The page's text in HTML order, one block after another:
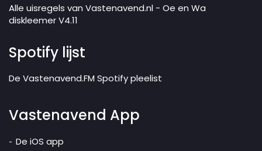
Alle uisregels van Vastenavend.nl - Oe en Wa
diskleemer V4.11
Spotify lijst
De Vastenavend.FM Spotify pleelist
Vastenavend App
De iOS app